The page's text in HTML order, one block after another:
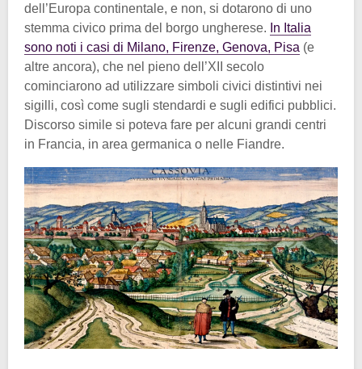
dell’Europa continentale, e non, si dotarono di uno
stemma civico prima del borgo ungherese. In Italia
sono noti i casi di Milano, Firenze, Genova, Pisa (e
altre ancora), che nel pieno dell’XII secolo
cominciarono ad utilizzare simboli civici distintivi nei
sigilli, così come sugli stendardi e sugli edifici pubblici.
Discorso simile si poteva fare per alcuni grandi centri
in Francia, in area germanica o nelle Fiandre.